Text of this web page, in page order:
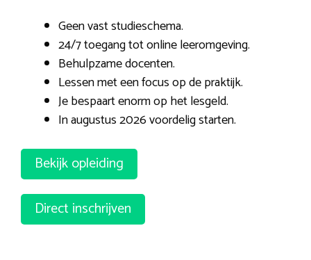
Geen vast studieschema.
24/7 toegang tot online leeromgeving.
Behulpzame docenten.
Lessen met een focus op de praktijk.
Je bespaart enorm op het lesgeld.
In augustus 2026 voordelig starten.
Bekijk opleiding
Direct inschrijven